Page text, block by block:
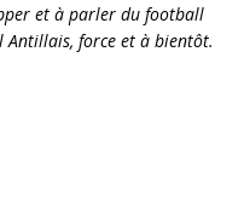
et à parler du football
force et à bientôt.